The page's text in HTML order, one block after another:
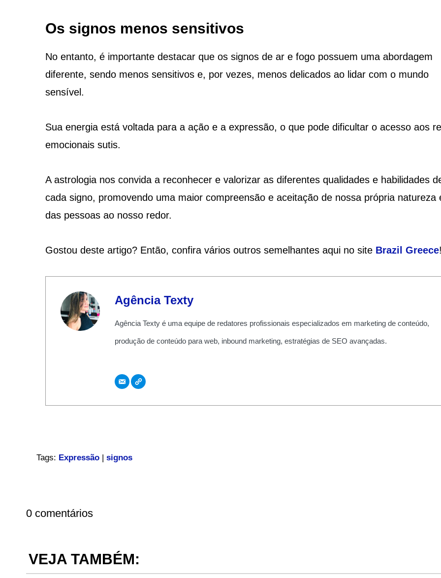
Os signos menos sensitivos
No entanto, é importante destacar que os signos de ar e fogo possuem uma abordagem
diferente, sendo menos sensitivos e, por vezes, menos delicados ao lidar com o mundo
sensível.
Sua energia está voltada para a ação e a expressão, o que pode dificultar o acesso aos
emocionais sutis.
A astrologia nos convida a reconhecer e valorizar as diferentes qualidades e habilidades
cada signo, promovendo uma maior compreensão e aceitação de nossa própria natureza
das pessoas ao nosso redor.
Gostou deste artigo? Então, confira vários outros semelhantes aqui no site Brazil Greece!
Agência Texty
Agência Texty é uma equipe de redatores profissionais especializados em marketing de conteúdo,
produção de conteúdo para web, inbound marketing, estratégias de SEO avançadas.
Tags: Expressão| signos
0 comentários
VEJA TAMBÉM: